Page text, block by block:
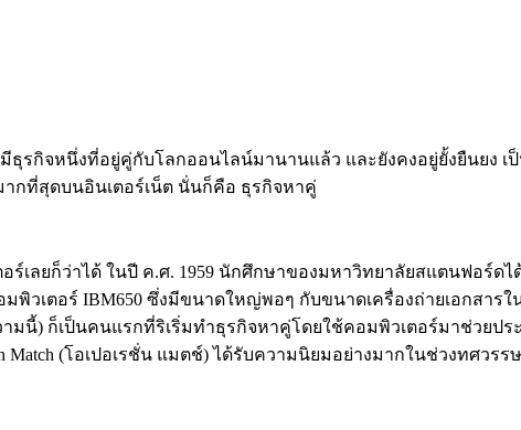
รกิจหนึ่งที่อยู่คู่กับโลกออนไลน์มานานแล้ว และยังคงอยู่ยั้งยืนยง เ
กที่สุดบนอินเตอร์เน็ต นั่นก็คือ ธุรกิจหาคู่
เลยก็ว่าได้ ในปี ค.ศ. 1959 นักศึกษาของมหาวิทยาลัยสแตนฟอร์ดไ
พิวเตอร์ IBM650 ซึ่งมีขนาดใหญ่พอๆ กับขนาดเครื่องถ่ายเอกสาร
มนี้) ก็เป็นคนแรกที่ริเริ่มทำธุรกิจหาคู่โดยใช้คอมพิวเตอร์มาช่วยป
(โอเปอเรชั่น แมตช์) ได้รับความนิยมอย่างมากในช่วงทศวรรษ